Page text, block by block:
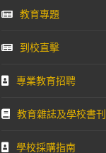
教育專題
到校直擊
專業教育招聘
教育雜誌及學校書刊
學校採購指南